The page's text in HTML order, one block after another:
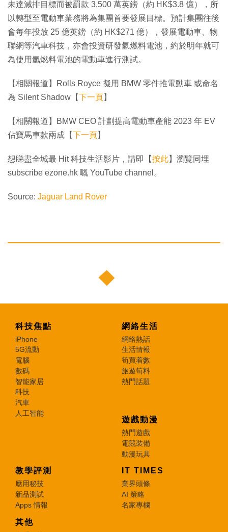
未達減排目標而被罰款 3,500 萬英鎊（約 HK$3.8 億），所
以轉型至電動車業務將為集團首要發展目標。預計集團往後
會每年投放 25 億英鎊（約 HK$271 億），發展電動車、物
聯網等汽車科技，亦會投資研發氫燃料電池，約於明年就可
為使用氫燃料電池的電動車進行測試。
【相關報道】Rolls Royce 擬用 BMW 零件推電動車 或命名
為 Silent Shadow【下一頁】
【相關報道】BMW CEO 計劃提高電動車產能 2023 年 EV
佔寶馬車款兩成【下一頁】
想睇盡全城最 Hit 科技生活影片，請即【按此】瀏覽同埋
subscribe ezone.hk 嘅 YouTube channel。
Source: Jaguar Land Rover
科技焦點
iPhone
5G流動
電腦
數碼
智能家居
科技
汽車
人工智能
網絡生活
網絡熱話
生活情報
筍買着數
旅遊筍料
熱門話題
遊戲動漫
熱門遊戲
電競裝備
動漫玩具
教學評測
應用秘技
新品測試
Apps 情報
IT TIMES
業界頭條
AI 策略
名家專欄
其他